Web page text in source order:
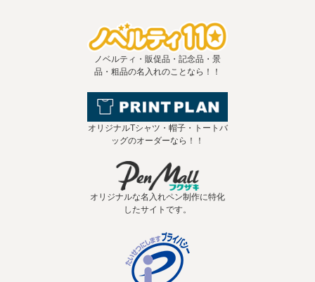
ノベルティ・販促品・記念品・景
品・粗品の名入れのことなら！！
オリジナルTシャツ・帽子・トートバ
ッグのオーダーなら！！
オリジナルな名入れペン制作に特化
したサイトです。